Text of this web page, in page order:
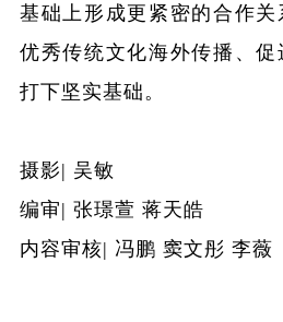
基础上形成更紧密的合作
优秀传统文化海外传播、
打下坚实基础。
摄影| 吴敏
编审| 张璟萱 蒋天皓
内容审核| 冯鹏 窦文彤 李薇